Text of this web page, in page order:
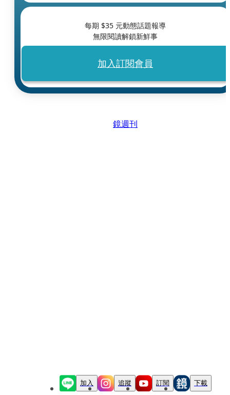
每期 $35 元動態話題報導
無限閱讀解鎖新鮮事
加入訂閱會員
鏡週刊
加入 追蹤 訂閱 下載